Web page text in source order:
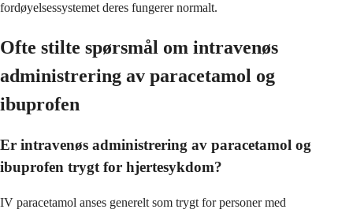
fordøyelsessystemet deres fungerer normalt.
Ofte stilte spørsmål om intravenøs
administrering av paracetamol og
ibuprofen
Er intravenøs administrering av paracetamol og
ibuprofen trygt for hjertesykdom?
IV paracetamol anses generelt som trygt for personer med